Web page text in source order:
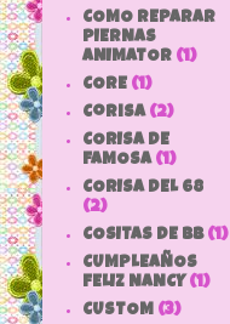
COMO REPARAR
PIERNAS
ANIMATOR (1)
CORE (1)
Corisa (2)
CORISA DE
FAMOSA (1)
CORISA DEL 68
(2)
COSITAS DE bb (1)
CUMPLEAÑOS
FELIZ NANCY (1)
CUSTOM (3)